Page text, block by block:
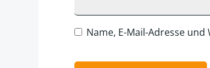
Name, E-Mail-Adresse